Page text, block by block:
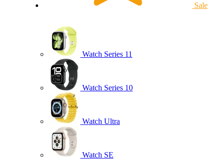
Sale
Watch Series 11
Watch Series 10
Watch Ultra
Watch SE